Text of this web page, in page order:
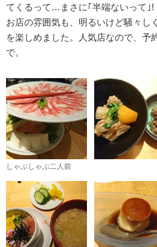
てくるって…まさに｢半端ないって｣!
お店の雰囲気も、明るいけど騒々し
を楽しめました。人気店なので、予
で。
しゃぶしゃぶ二人前